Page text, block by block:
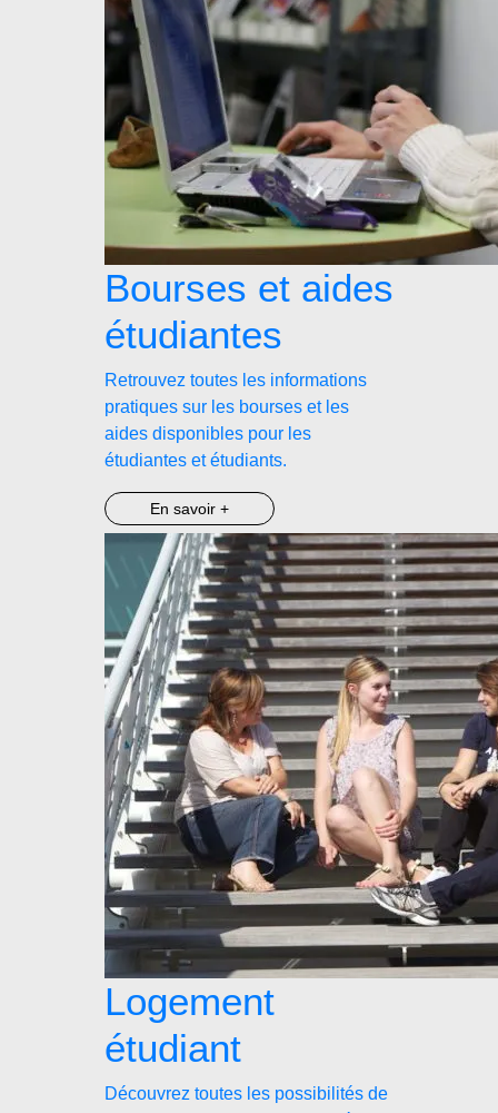
Bourses et aides
étudiantes
Retrouvez toutes les informations
pratiques sur les bourses et les
aides disponibles pour les
étudiantes et étudiants.
En savoir +
Logement
étudiant
Découvrez toutes les possibilités de